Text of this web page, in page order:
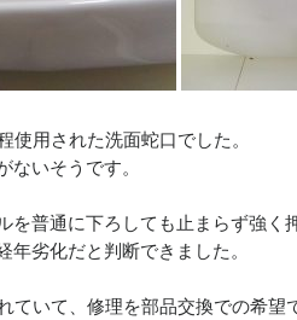
使用された洗面蛇口でした。
ないそうです。
を普通に下ろしても止まらず強く
年劣化だと判断できました。
ていて、修理を部品交換での希望